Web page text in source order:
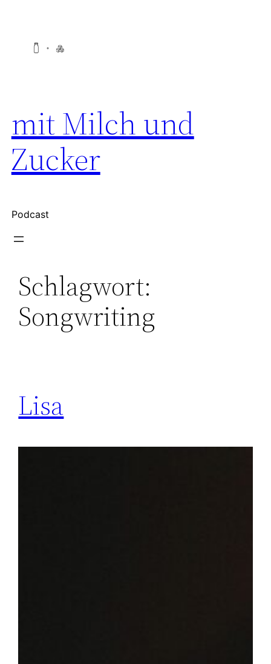
springen
mit Milch und
Zucker
Podcast
Schlagwort:
Songwriting
Lisa